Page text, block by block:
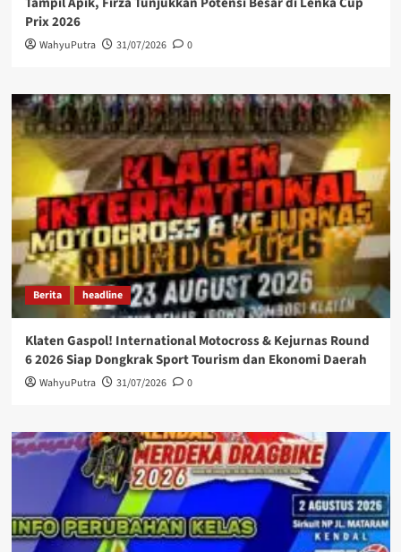
Prix 2026
WahyuPutra 31/07/2026 0
Berita headline
Klaten Gaspol! International Motocross & Kejurnas Round
6 2026 Siap Dongkrak Sport Tourism dan Ekonomi Daerah
WahyuPutra 31/07/2026 0